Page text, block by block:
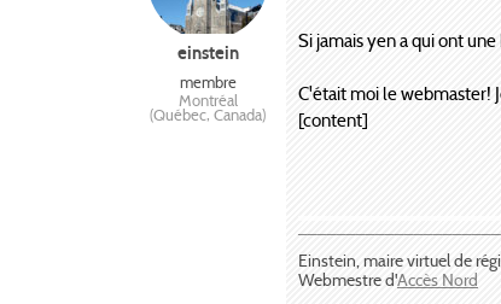
einstein
membre
Montréal
(Québec, Canada)
Si jamais yen a qui ont
C'était moi le webmaster!
[content]
Einstein, maire virtuel de
Webmestre d'Accès Nord